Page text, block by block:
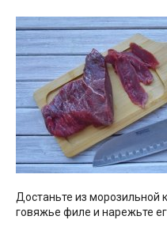
Достаньте из
говяжье филе и нарежьте